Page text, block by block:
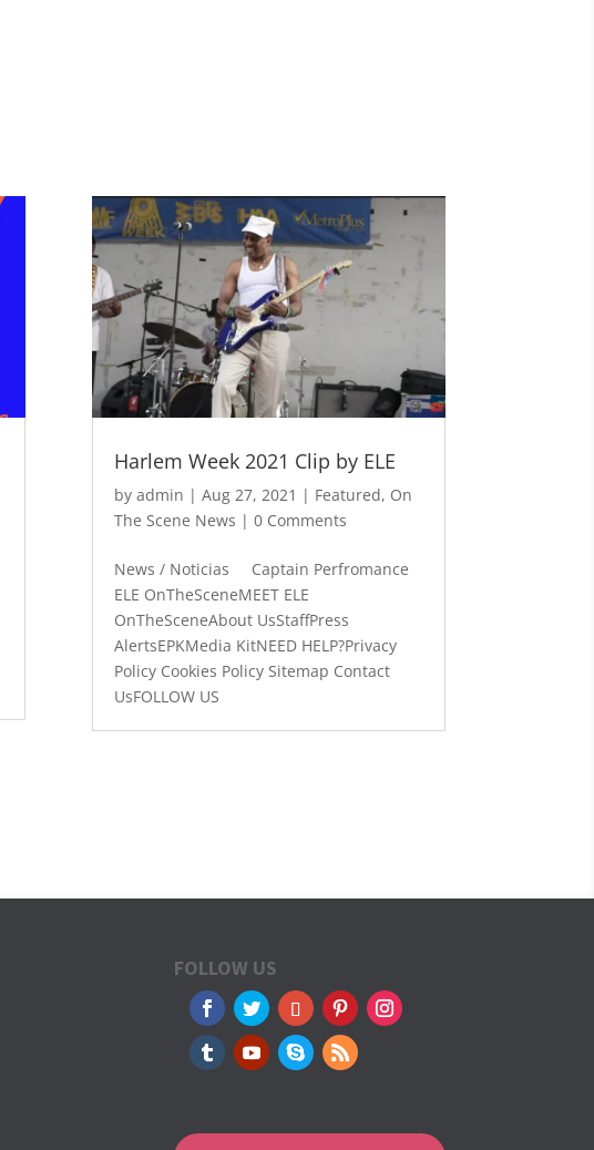
Harlem Week 2021 Clip by ELE
by admin | Aug 27, 2021 | Featured, On
The Scene News | 0 Comments
News / Noticias Captain Perfromance
ELE OnTheSceneMEET ELE
OnTheSceneAbout UsStaffPress
AlertsEPKMedia KitNEED HELP?Privacy
Policy Cookies Policy Sitemap Contact
UsFOLLOW US
FOLLOW US